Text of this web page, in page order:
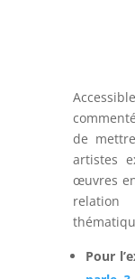
de
artistes
œuvres
Pour